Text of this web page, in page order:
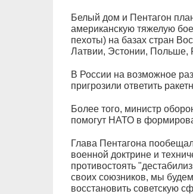
Белый дом и Пентагон
американскую тяжелую
пехоты) на базах стран
Латвии, Эстонии, Польше,
В России на возможное
пригрозили ответить
Более того, министр
помогут НАТО в
Глава Пентагона
военной доктрине и
противостоять
своих союзников, мы
восстановить советскую